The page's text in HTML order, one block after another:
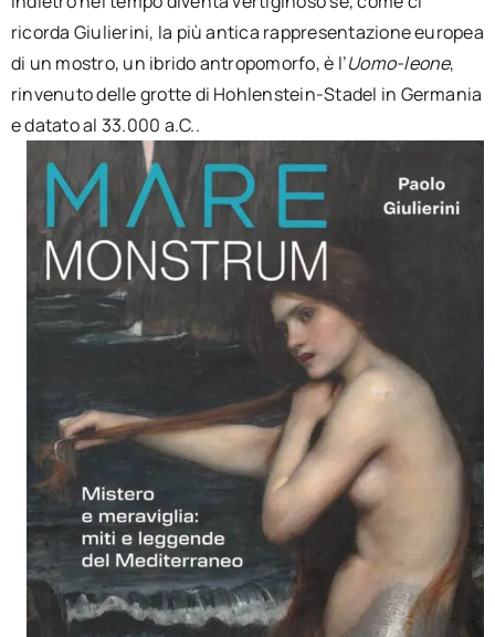
ricorda Giulierini, la più antica rappresentazione europea
di un mostro, un ibrido antropomorfo, è l’Uomo-leone,
rinvenuto delle grotte di Hohlenstein-Stadel in Germania
e datato al 33.000 a.C..